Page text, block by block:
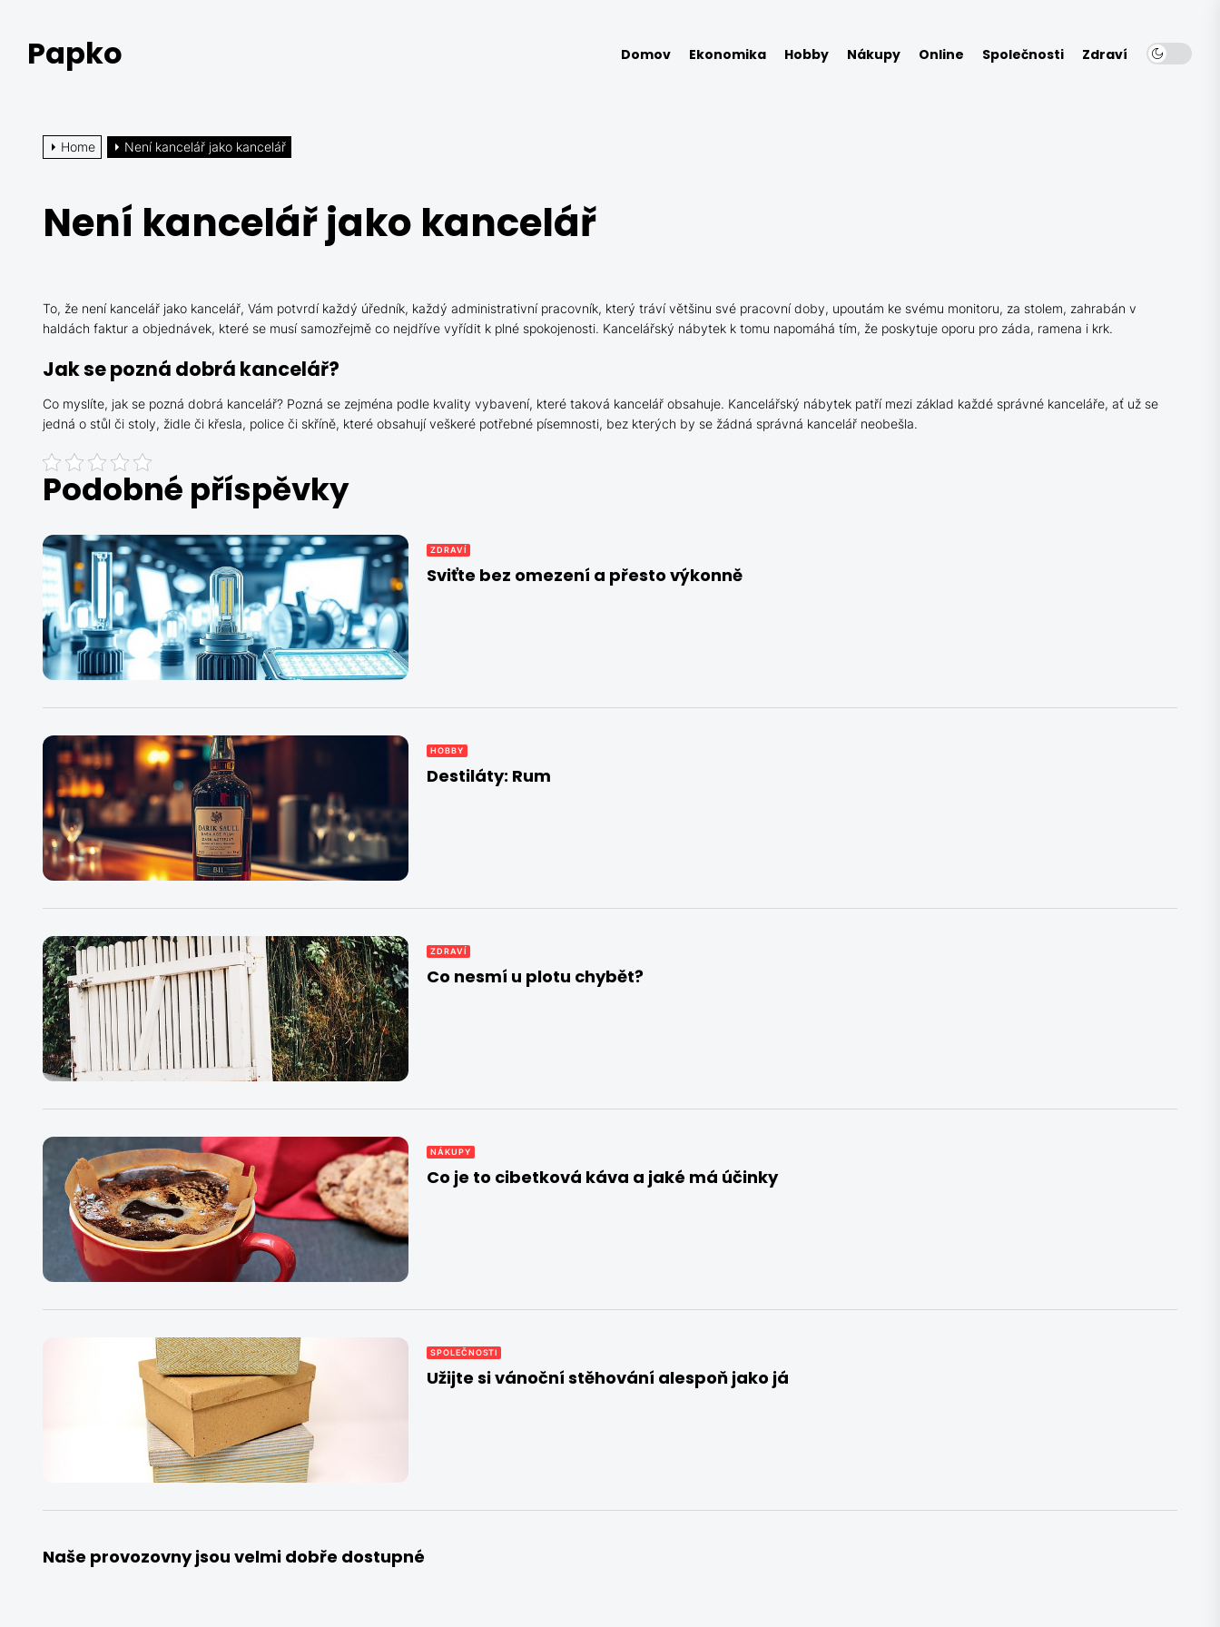
Papko Domov Ekonomika Hobby Nákupy Online Společnosti Zdraví
Home Není kancelář jako kancelář
Není kancelář jako kancelář
To, že není kancelář jako kancelář, Vám potvrdí každý úředník, každý administrativní pracovník, který tráví většinu své pracovní doby, upoutám ke svému monitoru, za stolem, zahrabán v
haldách faktur a objednávek, které se musí samozřejmě co nejdříve vyřídit k plné spokojenosti. Kancelářský nábytek k tomu napomáhá tím, že poskytuje oporu pro záda, ramena i krk.
Jak se pozná dobrá kancelář?
Co myslíte, jak se pozná dobrá kancelář? Pozná se zejména podle kvality vybavení, které taková kancelář obsahuje. Kancelářský nábytek patří mezi základ každé správné kanceláře, ať už se
jedná o stůl či stoly, židle či křesla, police či skříně, které obsahují veškeré potřebné písemnosti, bez kterých by se žádná správná kancelář neobešla.
Podobné příspěvky
ZDRAVÍ
Sviťte bez omezení a přesto výkonně
HOBBY
Destiláty: Rum
ZDRAVÍ
Co nesmí u plotu chybět?
NÁKUPY
Co je to cibetková káva a jaké má účinky
SPOLEČNOSTI
Užijte si vánoční stěhování alespoň jako já
Naše provozovny jsou velmi dobře dostupné